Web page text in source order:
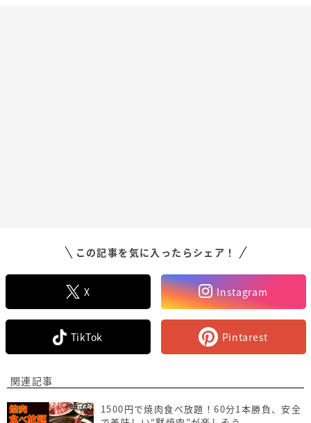
この記事を気に入ったらシェア！
X Instagram
TikTok Pintarest
関連記事
1500円で焼肉食べ放題！60分1本勝負、安全